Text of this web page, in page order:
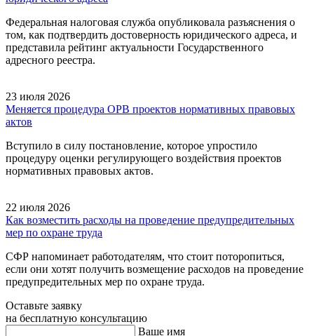
Федеральная налоговая служба опубликовала разъяснения о
том, как подтвердить достоверность юридического адреса, и
представила рейтинг актуальности Государственного
адресного реестра.
23 июля 2026
Меняется процедура ОРВ проектов нормативных правовых
актов
Вступило в силу постановление, которое упростило
процедуру оценки регулирующего воздействия проектов
нормативных правовых актов.
22 июля 2026
Как возместить расходы на проведение предупредительных
мер по охране труда
СФР напоминает работодателям, что стоит поторопиться,
если они хотят получить возмещение расходов на проведение
предупредительных мер по охране труда.
Оставьте заявку
на бесплатную консультацию
Ваше имя